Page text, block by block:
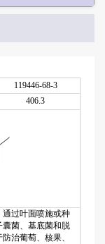
119446-68-3
406.3
过叶面喷施或种
菌、基底菌和脱
治葡萄、核果、